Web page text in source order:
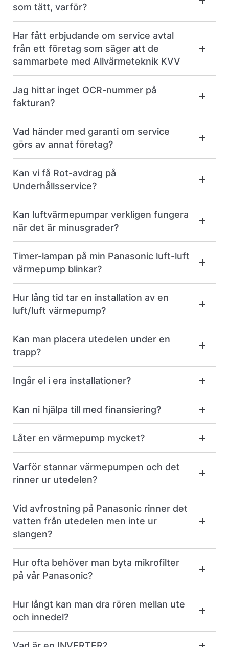
som tätt, varför?
Har fått erbjudande om service avtal
från ett företag som säger att de
sammarbete med Allvärmeteknik KVV
Jag hittar inget OCR-nummer på
fakturan?
Vad händer med garanti om service
görs av annat företag?
Kan vi få Rot-avdrag på
Underhållsservice?
Kan luftvärmepumpar verkligen fungera
när det är minusgrader?
Timer-lampan på min Panasonic luft-luft
värmepump blinkar?
Hur lång tid tar en installation av en
luft/luft värmepump?
Kan man placera utedelen under en
trapp?
Ingår el i era installationer?
Kan ni hjälpa till med finansiering?
Låter en värmepump mycket?
Varför stannar värmepumpen och det
rinner ur utedelen?
Vid avfrostning på Panasonic rinner det
vatten från utedelen men inte ur
slangen?
Hur ofta behöver man byta mikrofilter
på vår Panasonic?
Hur långt kan man dra rören mellan ute
och innedel?